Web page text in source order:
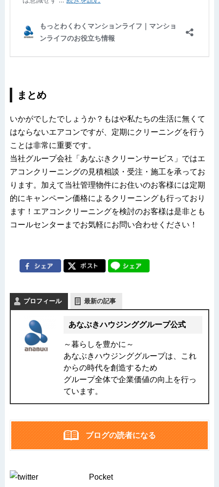
まとめ
いかがでしたでしょうか？もはや私たちの生活に無くて
はならないエアコンですが、定期にクリーニングを行う
ことは非常に重要です。
当社グループ会社「あなぶきクリーンサービス」ではエ
アコンクリーニングの見積相談・受注・施工を承ってお
ります。加えて当社管理物件にお住いのお客様には定期
的にキャンペーン価格によるクリーニングも行っており
ます！エアコンクリーニングを検討のお客様は是非とも
コールセンターまでお気軽にお問い合わせください！
プロフィール 最新の記事
あなぶきハウジンググループ公式
～暮らしを豊かに～
あなぶきハウジンググループは、これ
からの時代を創造するため
グループ全体で企業価値の向上を行っ
ています。
ブログの読者になる
Pocket